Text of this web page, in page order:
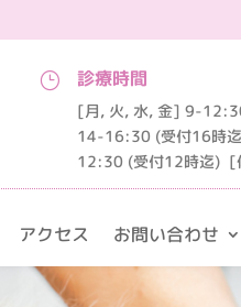
} 診療時間
[月, 火, 水, 金] 9-
14-16:30 (受付16時
12:30 (受付12時迄) [
アクセス お問い合わせ